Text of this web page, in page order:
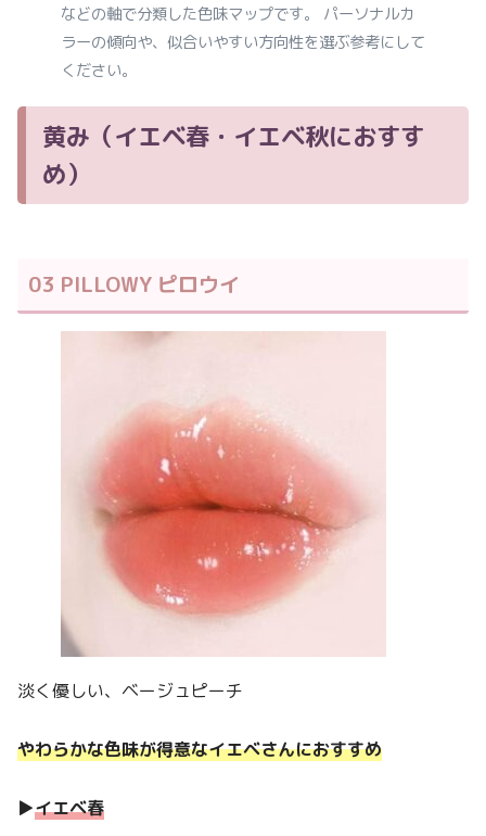
などの軸で分類した色味マップです。 パーソナルカ
ラーの傾向や、似合いやすい方向性を選ぶ参考にして
ください。
黄み（イエベ春・イエベ秋におすす
め）
03 PILLOWY ピロウイ
淡く優しい、ベージュピーチ
やわらかな色味が得意なイエベさんにおすすめ
▶︎イエベ春